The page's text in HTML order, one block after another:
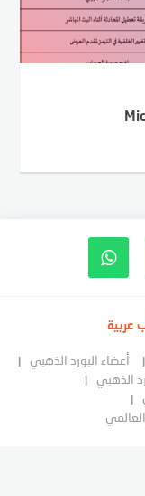
عربية
أعضاء البورد الذهبي
الذهبي